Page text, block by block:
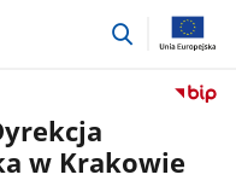
przejdź
w Krakowie